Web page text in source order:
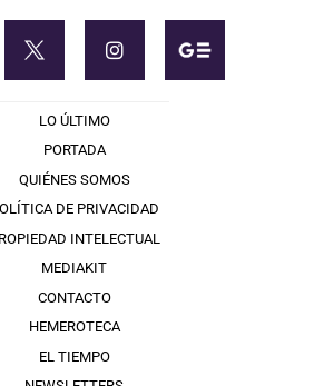
LO ÚLTIMO
PORTADA
QUIÉNES SOMOS
DE PRIVACIDAD
INTELECTUAL
MEDIAKIT
CONTACTO
HEMEROTECA
EL TIEMPO